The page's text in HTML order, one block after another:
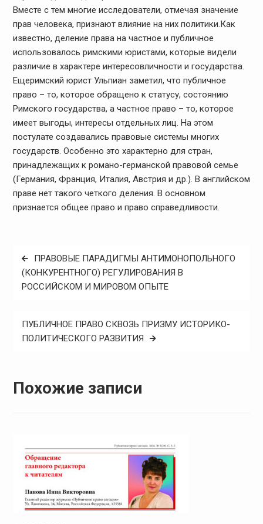
Вместе с тем многие исследователи, отмечая значение
прав человека, признают влияние на них политики.Как
известно, деление права на частное и публичное
использовалось римскими юристами, которые видели
различие в характере интересовличности и государства.
Ещеримский юрист Ульпиан заметил, что публичное
право – то, которое обращено к статусу, состоянию
Римского государства, а частное право – то, которое
имеет выгоды, интересы отдельных лиц. На этом
постулате создавались правовые системы многих
государств. Особенно это характерно для стран,
принадлежащих к романо-германской правовой семье
(Германия, Франция, Италия, Австрия и др.). В английском
праве нет такого четкого деления. В основном
признается общее право и право справедливости.
Навигация
по
записям
ПРАВОВЫЕ ПАРАДИГМЫ АНТИМОНОПОЛЬНОГО
(КОНКУРЕНТНОГО) РЕГУЛИРОВАНИЯ В
РОССИЙСКОМ И МИРОВОМ ОПЫТЕ
ПУБЛИЧНОЕ ПРАВО СКВОЗЬ ПРИЗМУ ИСТОРИКО-
ПОЛИТИЧЕСКОГО РАЗВИТИЯ
Похожие записи